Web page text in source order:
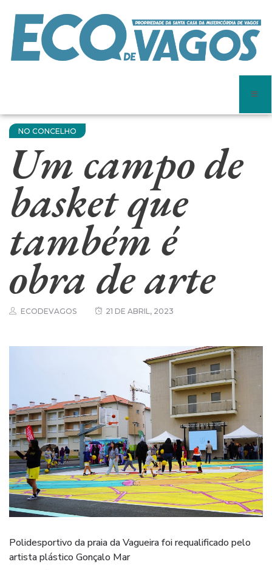
NO CONCELHO
Um campo de
basket que
também é
obra de arte
ECODEVAGOS 21 DE ABRIL, 2023
Polidesportivo da praia da Vagueira foi requalificado pelo
artista plástico Gonçalo Mar